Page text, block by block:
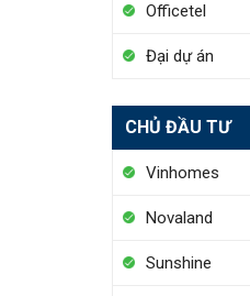
Officetel
Đại dự án
CHỦ ĐẦU TƯ
Vinhomes
Novaland
Sunshine